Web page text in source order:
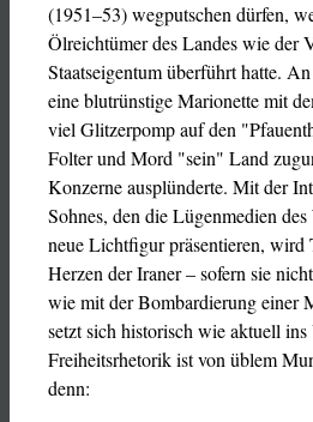
(1951–53) wegputschen dürfen,
Ölreichtümer des Landes wie der
Staatseigentum überführt hatte.
eine blutrünstige Marionette mit
viel Glitzerpomp auf den
Folter und Mord "sein" Land
Konzerne ausplünderte. Mit der
Sohnes, den die Lügenmedien
neue Lichtfigur präsentieren, wird
Herzen der Iraner – sofern sie
wie mit der Bombardierung einer
setzt sich historisch wie aktuell
Freiheitsrhetorik ist von üblem
denn: